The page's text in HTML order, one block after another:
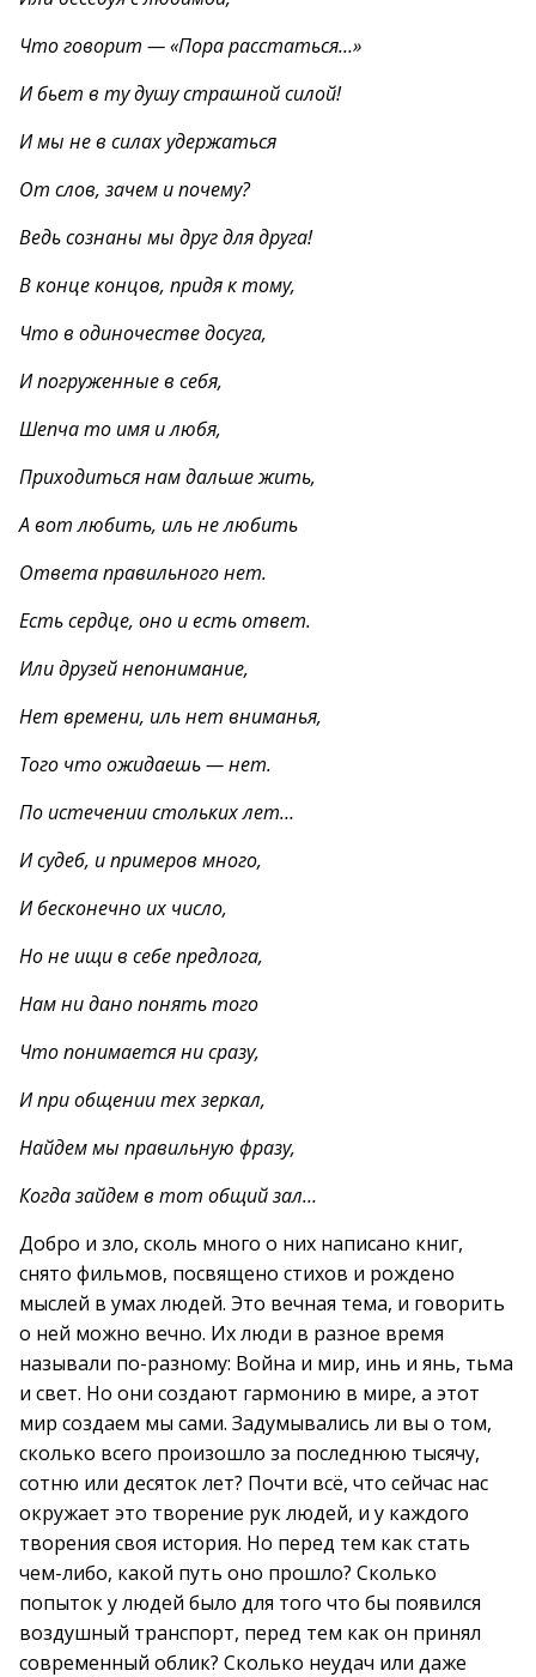
Что говорит — «Пора расстаться…»
И бьет в ту душу страшной силой!
И мы не в силах удержаться
От слов, зачем и почему?
Ведь сознаны мы друг для друга!
В конце концов, придя к тому,
Что в одиночестве досуга,
И погруженные в себя,
Шепча то имя и любя,
Приходиться нам дальше жить,
А вот любить, иль не любить
Ответа правильного нет.
Есть сердце, оно и есть ответ.
Или друзей непонимание,
Нет времени, иль нет вниманья,
Того что ожидаешь — нет.
По истечении стольких лет…
И судеб, и примеров много,
И бесконечно их число,
Но не ищи в себе предлога,
Нам ни дано понять того
Что понимается ни сразу,
И при общении тех зеркал,
Найдем мы правильную фразу,
Когда зайдем в тот общий зал…
Добро и зло, сколь много о них написано книг,
снято фильмов, посвящено стихов и рождено
мыслей в умах людей. Это вечная тема, и говорить
о ней можно вечно. Их люди в разное время
называли по-разному: Война и мир, инь и янь, тьма
и свет. Но они создают гармонию в мире, а этот
мир создаем мы сами. Задумывались ли вы о том,
сколько всего произошло за последнюю тысячу,
сотню или десяток лет? Почти всё, что сейчас нас
окружает это творение рук людей, и у каждого
творения своя история. Но перед тем как стать
чем-либо, какой путь оно прошло? Сколько
попыток у людей было для того что бы появился
воздушный транспорт, перед тем как он принял
современный облик? Сколько неудач или даже